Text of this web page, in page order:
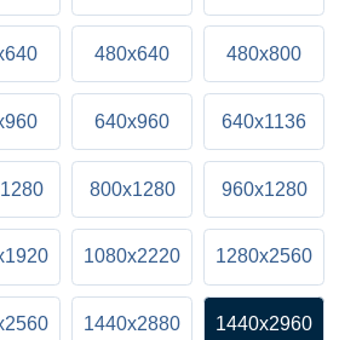
480x640 480x800
640x960 640x1136
800x1280 960x1280
1080x2220 1280x2560
1440x2880 1440x2960